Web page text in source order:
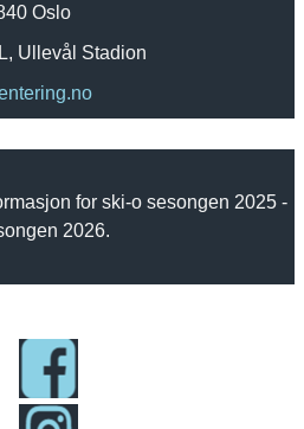
Oslo
Ullevål Stadion
for ski-o sesongen 2025 -
2026.